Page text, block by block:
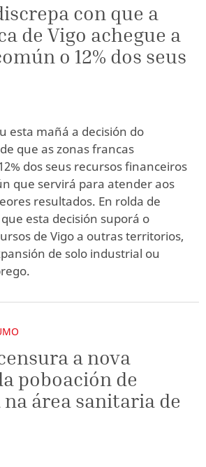
con que a
de Vigo achegue a
o 12% dos seus
esta mañá a decisión do
que as zonas francas
dos seus recursos financeiros
que servirá para atender aos
resultados. En rolda de
esta decisión suporá o
de Vigo a outras territorios,
de solo industrial ou
a nova
poboación de
área sanitaria de